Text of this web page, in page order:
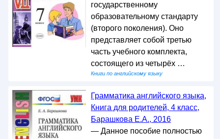
государственному
образовательному стандарту
(второго поколения). Оно
представляет собой третью
часть учебного комплекта,
состоящего из четырёх …
Книги по английскому языку
Грамматика английского языка,
Книга для родителей, 4 класс,
Барашкова Е.А., 2016
— Данное пособие полностью